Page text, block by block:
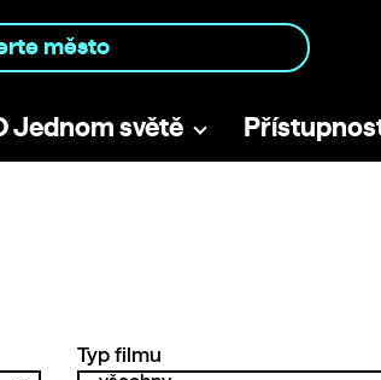
Jednom světě
Typ filmu